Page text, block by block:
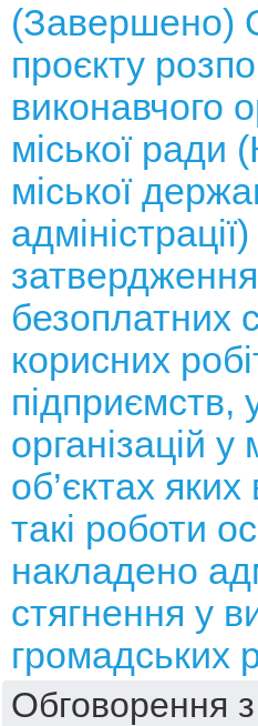
(Завершено)
проєкту
виконавчого
міської ради
міської
безоплатних
корисних
підприємств,
організацій у
об’єктах
такі роботи
накладено
стягнення у
громадських
Обговорення